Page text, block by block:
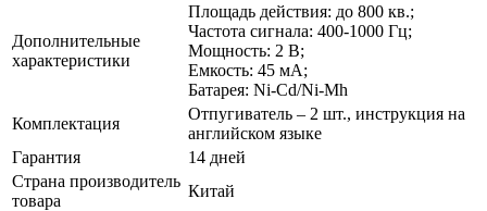
Дополнительные
характеристики
Площадь действия: до 800 кв.;
Частота сигнала: 400-1000 Гц;
Мощность: 2 В;
Емкость: 45 мА;
Батарея: Ni-Cd/Ni-Mh
Комплектация
Отпугиватель – 2 шт., инструкция на
английском языке
Гарантия
14 дней
Страна производитель
товара
Китай